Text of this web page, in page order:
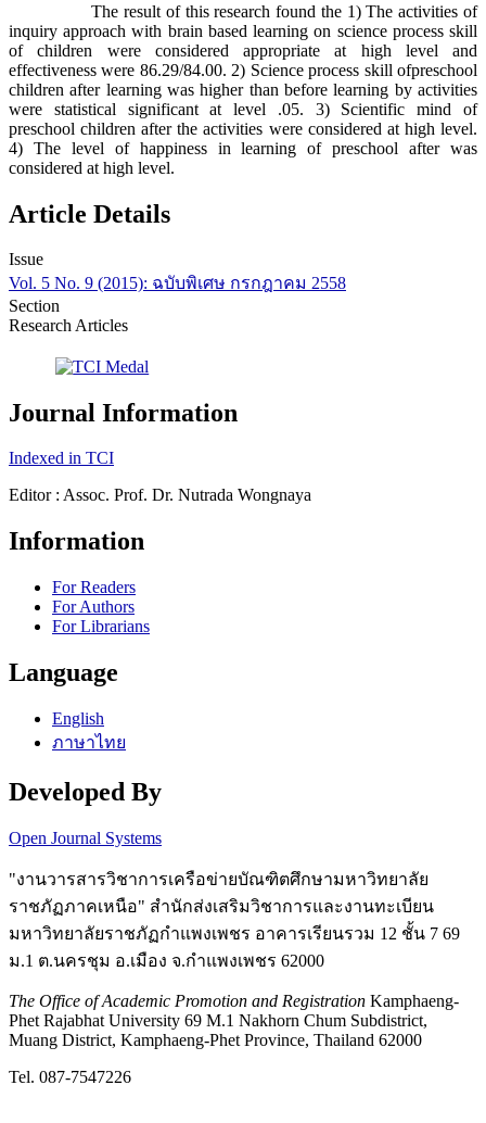
The result of this research found the 1) The activities of
inquiry approach with brain based learning on science process skill
of children were considered appropriate at high level and
effectiveness were 86.29/84.00. 2) Science process skill ofpreschool
children after learning was higher than before learning by activities
were statistical significant at level .05. 3) Scientific mind of
preschool children after the activities were considered at high level.
4) The level of happiness in learning of preschool after was
considered at high level.
Article Details
Issue
Vol. 5 No. 9 (2015): ฉบับพิเศษ กรกฎาคม 2558
Section
Research Articles
Journal Information
Indexed in TCI
Editor : Assoc. Prof. Dr. Nutrada Wongnaya
Information
For Readers
For Authors
For Librarians
Language
English
ภาษาไทย
Developed By
Open Journal Systems
"งานวารสารวิชาการเครือข่ายบัณฑิตศึกษามหาวิทยาลัย
ราชภัฏภาคเหนือ" สำนักส่งเสริมวิชาการและงานทะเบียน
มหาวิทยาลัยราชภัฏกำแพงเพชร อาคารเรียนรวม 12 ชั้น 7 69
ม.1 ต.นครชุม อ.เมือง จ.กำแพงเพชร 62000
The Office of Academic Promotion and Registration Kamphaeng-
Phet Rajabhat University 69 M.1 Nakhorn Chum Subdistrict,
Muang District, Kamphaeng-Phet Province, Thailand 62000
Tel. 087-7547226